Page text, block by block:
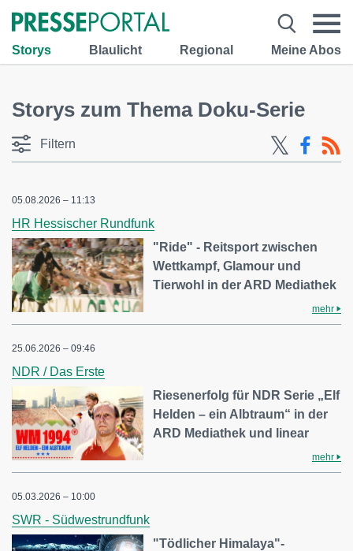
Storys Blaulicht Regional Meine Abos
Storys zum Thema Doku-Serie
Filtern
05.08.2026 – 11:13
HR Hessischer Rundfunk
"Ride" - Reitsport zwischen
Wettkampf, Glamour und
Tierwohl in der ARD Mediathek
mehr
25.06.2026 – 09:46
NDR / Das Erste
Riesenerfolg für NDR Serie „Elf
Helden – ein Albtraum“ in der
ARD Mediathek und linear
mehr
05.03.2026 – 10:00
SWR - Südwestrundfunk
"Tödlicher Himalaya"-